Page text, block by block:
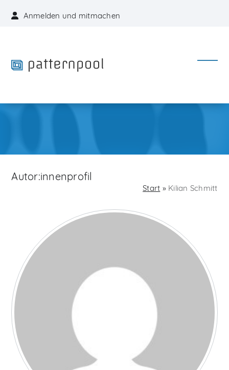
Anmelden und mitmachen
menu
menu
Autor:innenprofil
Start » Kilian Schmitt